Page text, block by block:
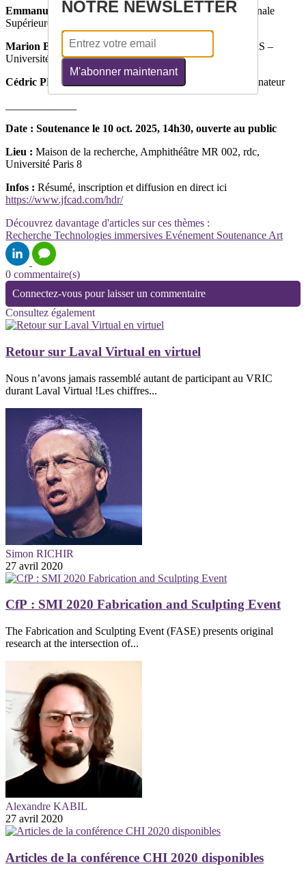
Emmanuel MAHE , Directeur de Recherche, École Nationale
Supérieure des Arts Décoratifs, Examinateur
Marion BLONDEL, Chargée de Recherche, HDR, CNRS –
Université Paris 8, Examinatrice
Cédric PLESSIET
, Professeur, Université Paris 8, Examinateur
Date : Soutenance le 10 oct. 2025, 14h30, ouverte au public
Lieu : Maison de la recherche, Amphithéâtre MR 002, rdc,
Université Paris 8
Infos : Résumé, inscription et diffusion en direct ici
https://www.jfcad.com/hdr/
Découvrez davantage d'articles sur ces thèmes :
Recherche Technologies immersives Evénement Soutenance Art
0 commentaire(s)
Connectez-vous pour laisser un commentaire
Consultez également
Retour sur Laval Virtual en virtuel
Nous n’avons jamais rassemblé autant de participant au VRIC
durant Laval Virtual !Les chiffres...
Simon RICHIR
27 avril 2020
CfP : SMI 2020 Fabrication and Sculpting Event
The Fabrication and Sculpting Event (FASE) presents original
research at the intersection of...
Alexandre KABIL
27 avril 2020
Articles de la conférence CHI 2020 disponibles
NOTRE NEWSLETTER
M'abonner maintenant